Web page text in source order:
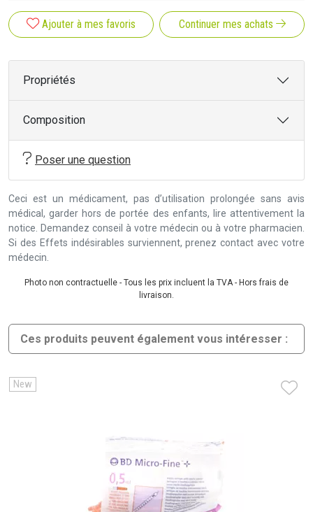
Ajouter à mes favoris Continuer mes achats
Propriétés
Composition
Poser une question
Ceci est un médicament, pas d’utilisation prolongée sans avis
médical, garder hors de portée des enfants, lire attentivement la
notice. Demandez conseil à votre médecin ou à votre pharmacien.
Si des Effets indésirables surviennent, prenez contact avec votre
médecin.
Photo non contractuelle - Tous les prix incluent la TVA - Hors frais de
livraison.
Ces produits peuvent également vous intéresser :
New